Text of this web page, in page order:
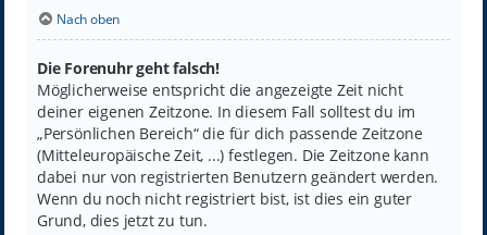
Nach oben
Die Forenuhr geht falsch!
Möglicherweise entspricht die angezeigte Zeit nicht
deiner eigenen Zeitzone. In diesem Fall solltest du im
„Persönlichen Bereich“ die für dich passende Zeitzone
(Mitteleuropäische Zeit, ...) festlegen. Die Zeitzone kann
dabei nur von registrierten Benutzern geändert werden.
Wenn du noch nicht registriert bist, ist dies ein guter
Grund, dies jetzt zu tun.